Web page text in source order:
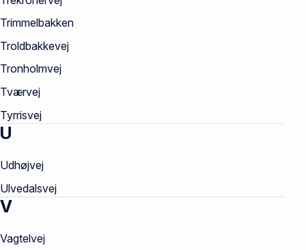
Trimmelbakken
Troldbakkevej
Tronholmvej
Tværvej
Tyrrisvej
U
Udhøjvej
Ulvedalsvej
V
Vagtelvej